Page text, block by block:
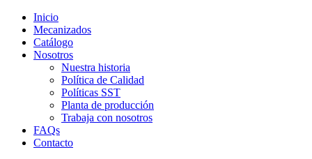
Inicio
Mecanizados
Catálogo
Nosotros
Nuestra historia
Política de Calidad
Políticas SST
Planta de producción
Trabaja con nosotros
FAQs
Contacto